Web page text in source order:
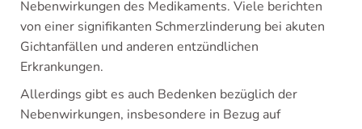
Nebenwirkungen des Medikaments. Viele berichten
von einer signifikanten Schmerzlinderung bei akuten
Gichtanfällen und anderen entzündlichen
Erkrankungen.
Allerdings gibt es auch Bedenken bezüglich der
Nebenwirkungen, insbesondere in Bezug auf